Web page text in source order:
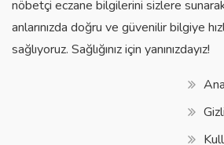
nöbetçi eczane bilgilerini sizlere
anlarınızda doğru ve güvenilir bilgiye
sağlıyoruz. Sağlığınız için yanınızdayız!